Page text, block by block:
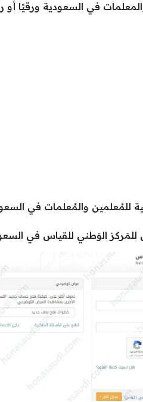
في السعودية ورقيًا أو
للمُعلمين والمُعلمات في
الوَطني للقياس في